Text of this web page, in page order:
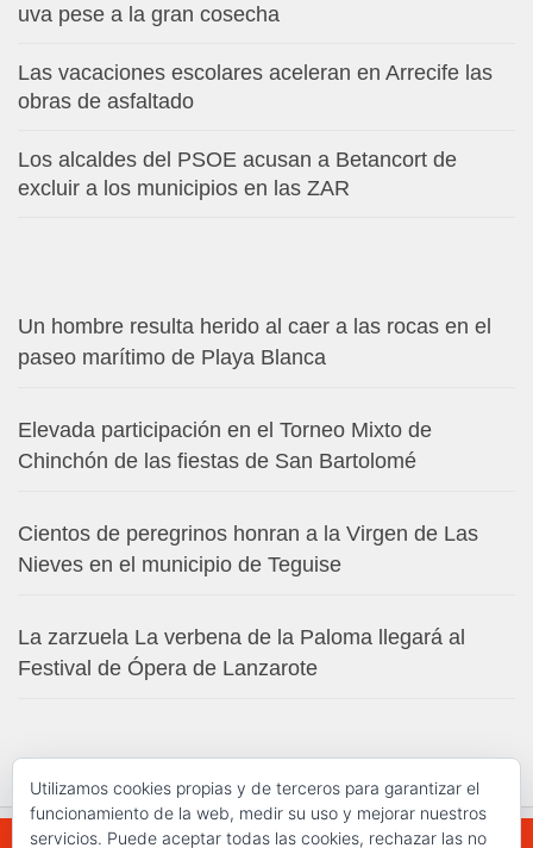
uva pese a la gran cosecha
Las vacaciones escolares aceleran en Arrecife las
obras de asfaltado
Los alcaldes del PSOE acusan a Betancort de
excluir a los municipios en las ZAR
Un hombre resulta herido al caer a las rocas en el
paseo marítimo de Playa Blanca
Elevada participación en el Torneo Mixto de
Chinchón de las fiestas de San Bartolomé
Cientos de peregrinos honran a la Virgen de Las
Nieves en el municipio de Teguise
La zarzuela La verbena de la Paloma llegará al
Festival de Ópera de Lanzarote
Utilizamos cookies propias y de terceros para garantizar el
funcionamiento de la web, medir su uso y mejorar nuestros
servicios. Puede aceptar todas las cookies, rechazar las no